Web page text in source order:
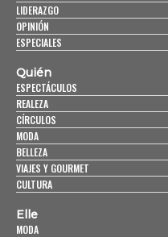
LIDERAZGO
OPINIÓN
ESPECIALES
Quién
ESPECTÁCULOS
REALEZA
CÍRCULOS
MODA
BELLEZA
VIAJES Y GOURMET
CULTURA
Elle
MODA